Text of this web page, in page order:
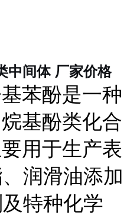
中间体 厂家价格
苯酚是一种
基酚类化合
用于生产表
润滑油添加
特种化学